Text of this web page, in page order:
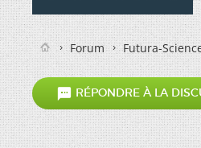
Forum Futura-
 RÉPONDRE À LA